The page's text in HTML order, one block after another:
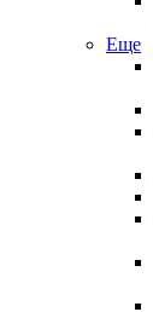
Еще